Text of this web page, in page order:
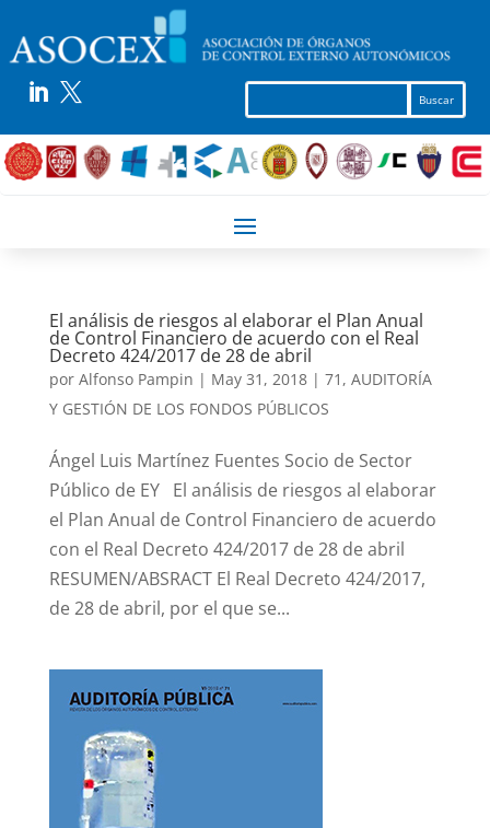
 
El análisis de riesgos al elaborar el Plan Anual
de Control Financiero de acuerdo con el Real
Decreto 424/2017 de 28 de abril
por Alfonso Pampin | May 31, 2018| 71 , AUDITORÍA
Y GESTIÓN DE LOS FONDOS PÚBLICOS
Ángel Luis Martínez Fuentes Socio de Sector
Público de EY El análisis de riesgos al elaborar
el Plan Anual de Control Financiero de acuerdo
con el Real Decreto 424/2017 de 28 de abril
RESUMEN/ABSRACT El Real Decreto 424/2017,
de 28 de abril, por el que se...